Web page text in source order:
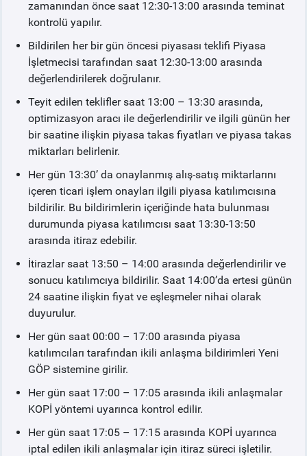
Süreçler
Teklifler
GOP Kullanıcı Kılavuzu
DENGELEME GÜÇ PİYASASI
ÖRNEK FİNANS BELGELERİ
VADELİ ELEKTRİK PİYASASI
PİYASA
SERBEST TÜKETİCİ
MALİ UZLAŞTIRMA
TEMİNAT
zamanından önce saat 12:30-13:00 arasında teminat
kontrolü yapılır.
Bildirilen her bir gün öncesi piyasası teklifi Piyasa
İşletmecisi tarafından saat 12:30-13:00 arasında
değerlendirilerek doğrulanır.
Teyit edilen teklifler saat 13:00 – 13:30 arasında,
optimizasyon aracı ile değerlendirilir ve ilgili günün her
bir saatine ilişkin piyasa takas fiyatları ve piyasa takas
miktarları belirlenir.
Her gün 13:30’ da onaylanmış alış-satış miktarlarını
içeren ticari işlem onayları ilgili piyasa katılımcısına
bildirilir. Bu bildirimlerin içeriğinde hata bulunması
durumunda piyasa katılımcısı saat 13:30-13:50
arasında itiraz edebilir.
İtirazlar saat 13:50 – 14:00 arasında değerlendirilir ve
sonucu katılımcıya bildirilir. Saat 14:00’da ertesi günün
24 saatine ilişkin fiyat ve eşleşmeler nihai olarak
duyurulur.
Her gün saat 00:00 – 17:00 arasında piyasa
katılımcıları tarafından ikili anlaşma bildirimleri Yeni
GÖP sistemine girilir.
Her gün saat 17:00 – 17:05 arasında ikili anlaşmalar
KOPİ yöntemi uyarınca kontrol edilir.
Her gün saat 17:05 – 17:15 arasında KOPİ uyarınca
iptal edilen ikili anlaşmalar için itiraz süreci işletilir.